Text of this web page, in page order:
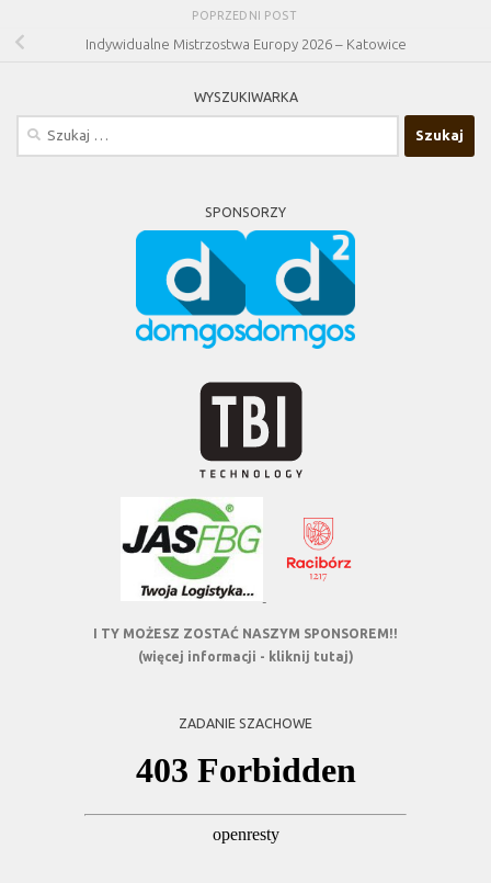
POPRZEDNI POST
Indywidualne Mistrzostwa Europy 2026 – Katowice
WYSZUKIWARKA
SPONSORZY
I TY MOŻESZ ZOSTAĆ NASZYM SPONSOREM!!
(więcej informacji - kliknij tutaj)
ZADANIE SZACHOWE